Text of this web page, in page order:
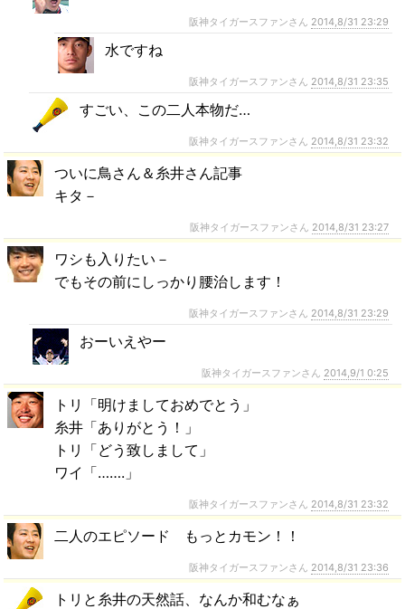
阪神タイガースファンさん 2014,8/31 23:29
水ですね
阪神タイガースファンさん 2014,8/31 23:35
すごい、この二人本物だ…
阪神タイガースファンさん 2014,8/31 23:32
ついに鳥さん＆糸井さん記事
キタ－
阪神タイガースファンさん 2014,8/31 23:27
ワシも入りたい－
でもその前にしっかり腰治します！
阪神タイガースファンさん 2014,8/31 23:29
おーいえやー
阪神タイガースファンさん 2014,9/1 0:25
トリ「明けましておめでとう」
糸井「ありがとう！」
トリ「どう致しまして」
ワイ「…….」
阪神タイガースファンさん 2014,8/31 23:32
二人のエピソード もっとカモン！！
阪神タイガースファンさん 2014,8/31 23:36
トリと糸井の天然話、なんか和むなぁ